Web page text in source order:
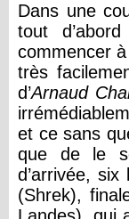
Dans une
tout
commencer
très
d’Arnaud
et ce sans
que de le
d’arrivée,
(Shrek),